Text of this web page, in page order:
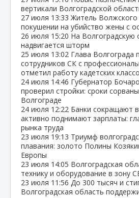
вертикали Волгоградской
27 июля 13:33 Житель Волжского
покушении на убийство жены с
26 июля 15:20 На Волгоградскую
надвигается шторм
25 июля 13:02 Глава Волгограда
сотрудников СК с
отметил работу кадетских
24 июля 14:46 Губернатор
проверил стройки: сроки
Волгограде
24 июля 12:22 Банки сокращают
активно поднимают зарплаты:
рынка труда
23 июля 19:13 Триумф
плавания: золото Полины
Европы
23 июля 14:05 Волгоградская
технику и оборудование в зону
23 июля 11:56 До 300 тысяч и
Волгоградская область